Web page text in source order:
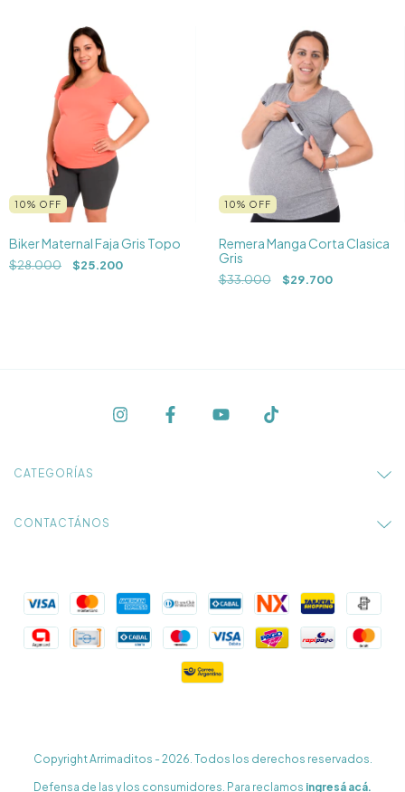
10% OFF
Biker Maternal Faja Gris Topo
$28.000 $25.200
10% OFF
Remera Manga Corta Clasica
Gris
$33.000 $29.700
CATEGORÍAS
CONTACTÁNOS
Copyright Arrimaditos - 2026. Todos los derechos reservados.
Defensa de las y los consumidores. Para reclamos ingresá acá.